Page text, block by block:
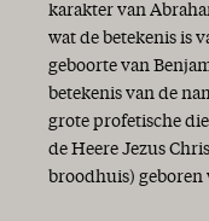
karakter van
wat de betekenis is
geboorte van
betekenis van de
grote profetische
de Heere Jezus
broodhuis) geboren